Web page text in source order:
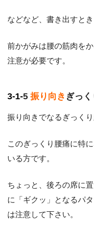
などなど、書き出すと
前かがみは腰の筋肉を
注意が必要です。
3-1-5 振り向き ぎっ
振り向きでなるぎっく
このぎっくり腰痛に特
いる方です。
ちょっと、後ろの席に
に「ギクッ」となるパ
は注意して下さい。